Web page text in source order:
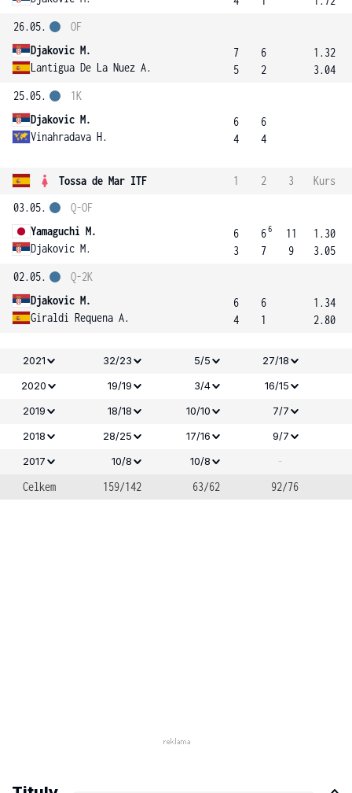
26.05.
Djakovic M.
Lantigua De La Nuez A.
OF
7
5
6
2
1.32
3.04
25.05.
Djakovic M.
Vinahradava H.
1K
6
4
6
4
Tossa de Mar ITF 1 2 3
Kurs
03.05.
Yamaguchi M.
Djakovic M.
Q-OF
6
3
66
7
11
9
1.30
3.05
02.05.
Djakovic M.
Giraldi Requena A.
Q-2K
6
4
6
1
1.34
2.80
2021 32/23 5/5
27/18
2020
19/19 3/4
16/15
2019
18/18 10/10
7/7
2018
28/25 17/16 9/7
2017
10/8 10/8
-
Celkem
159/142 63/62 92/76